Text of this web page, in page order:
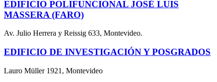
EDIFICIO POLIFUNCIONAL JOSÉ LUIS
MASSERA (FARO)
Av. Julio Herrera y Reissig 633, Montevideo.
EDIFICIO DE INVESTIGACIÓN Y POSGRADOS
Lauro Müller 1921, Montevideo